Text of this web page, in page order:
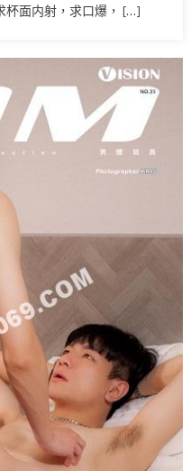
杯面内射，求口爆， […]